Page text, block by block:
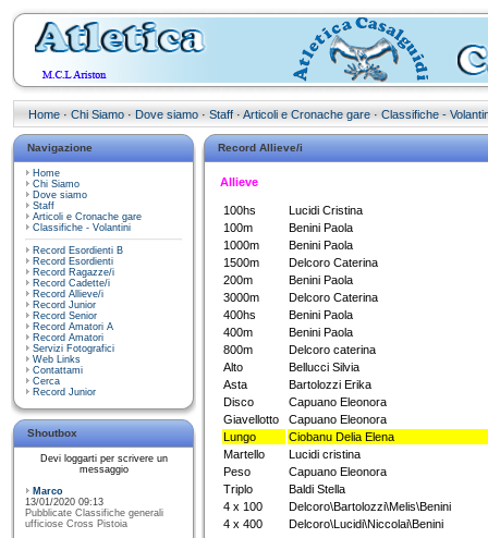
Home · Chi Siamo · Dove siamo · Staff · Articoli e Cronache gare · Classifiche -
Navigazione
Home
Chi Siamo
Dove siamo
Staff
Articoli e Cronache gare
Classifiche - Volantini
Record Esordienti B
Record Esordienti
Record Ragazze/i
Record Cadette/i
Record Allieve/i
Record Junior
Record Senior
Record Amatori A
Record Amatori
Servizi Fotografici
Web Links
Contattami
Cerca
Record Junior
Shoutbox
Devi loggarti per scrivere un
messaggio
Marco
13/01/2020 09:13
Pubblicate Classifiche generali
ufficiose Cross Pistoia
Record Allieve/i
Allieve
100hs
Lucidi Cristina
100m
Benini Paola
1000m
Benini Paola
1500m
Delcoro Caterina
200m
Benini Paola
3000m
Delcoro Caterina
400hs
Benini Paola
400m
Benini Paola
800m
Delcoro caterina
Alto
Bellucci Silvia
Asta
Bartolozzi Erika
Disco
Capuano Eleonora
Giavellotto
Capuano Eleonora
Lungo
Ciobanu Delia Elena
Martello
Lucidi cristina
Peso
Capuano Eleonora
Triplo
Baldi Stella
4 x 100
Delcoro\Bartolozzi\Melis\Benini
4 x 400
Delcoro\Lucidi\Niccolai\Benini